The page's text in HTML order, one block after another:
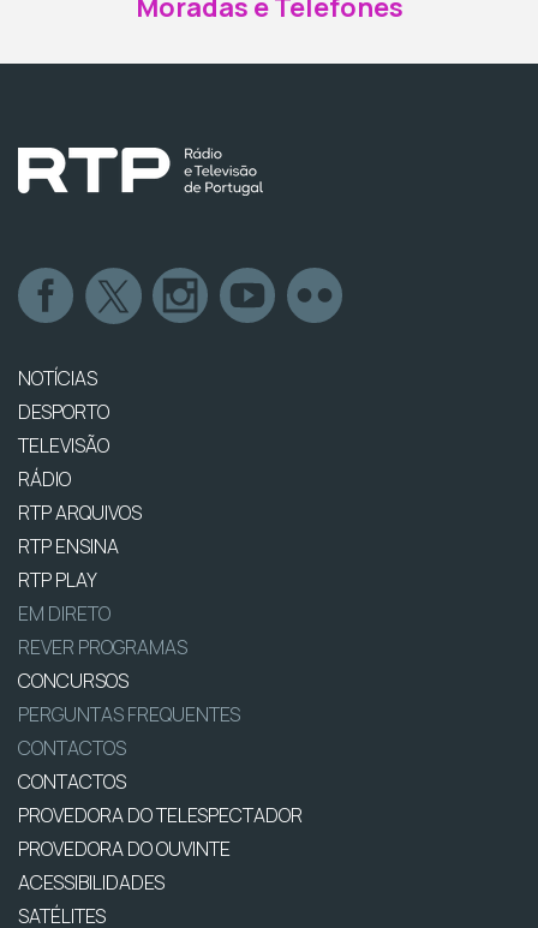
NOTÍCIAS
DESPORTO
TELEVISÃO
RÁDIO
RTP ARQUIVOS
RTP ENSINA
RTP PLAY
EM DIRETO
REVER PROGRAMAS
CONCURSOS
PERGUNTAS FREQUENTES
CONTACTOS
CONTACTOS
PROVEDORA DO TELESPECTADOR
PROVEDORA DO OUVINTE
ACESSIBILIDADES
SATÉLITES